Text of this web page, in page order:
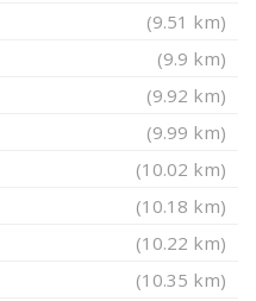
(9.51 km)
(9.9 km)
(9.92 km)
(9.99 km)
(10.02 km)
(10.18 km)
(10.22 km)
(10.35 km)